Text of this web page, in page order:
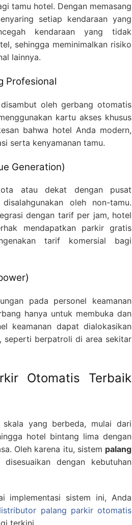
tamu hotel. Dengan memasang
setiap kendaraan yang
kendaraan yang tidak
sehingga meminimalkan risiko
lainnya.
Profesional
oleh gerbang otomatis
kartu akses khusus
bahwa hotel Anda modern,
serta kenyamanan tamu.
Generation)
atau dekat dengan pusat
oleh non-tamu.
dengan tarif per jam, hotel
mendapatkan parkir gratis
tarif komersial bagi
pada personel keamanan
hanya untuk membuka dan
keamanan dapat dialokasikan
seperti berpatroli di area sekitar
Otomatis Terbaik
yang berbeda, mulai dari
hotel bintang lima dengan
Oleh karena itu, sistem palang
dengan kebutuhan
implementasi sistem ini, Anda
palang parkir otomatis
terkini.